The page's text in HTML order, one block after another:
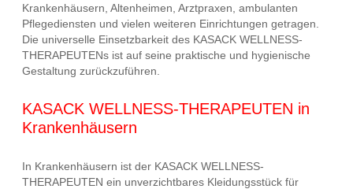
Krankenhäusern, Altenheimen, Arztpraxen, ambulanten
Pflegediensten und vielen weiteren Einrichtungen getragen.
Die universelle Einsetzbarkeit des KASACK WELLNESS-
THERAPEUTENs ist auf seine praktische und hygienische
Gestaltung zurückzuführen.
KASACK WELLNESS-THERAPEUTEN in
Krankenhäusern
In Krankenhäusern ist der KASACK WELLNESS-
THERAPEUTEN ein unverzichtbares Kleidungsstück für